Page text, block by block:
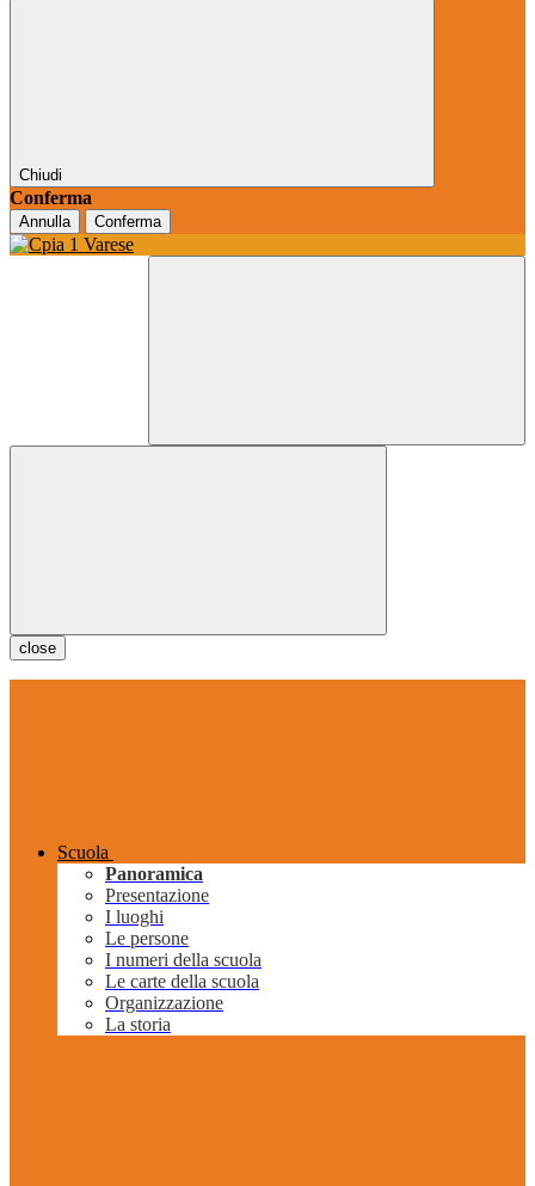
Chiudi
Conferma
Annulla Conferma
close
Scuola
Panoramica
Presentazione
I luoghi
Le persone
I numeri della scuola
Le carte della scuola
Organizzazione
La storia